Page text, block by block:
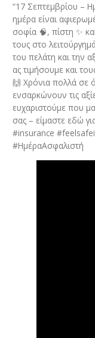
“17 Σεπτεμβρίου –
ημέρα είναι
σοφία 🧠, πίστη ✨
τους στο
του πελάτη και την
ας τιμήσουμε και
🙌 Χρόνια πολλά σε
ενσαρκώνουν τις
ευχαριστούμε που
σας – είμαστε εδώ
#insurance
#ΗμέραΑσφαλιστή